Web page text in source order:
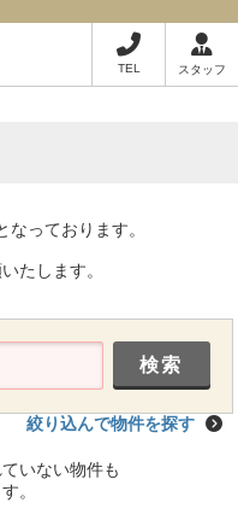
TEL スタッフ
っております。
たします。
絞り込んで物件を探す
いない物件も
。